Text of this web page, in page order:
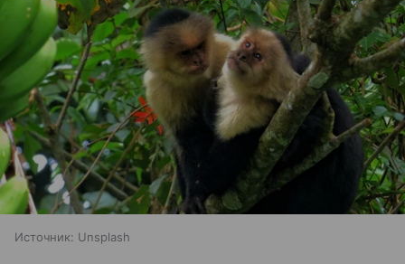
Источник: Unsplash